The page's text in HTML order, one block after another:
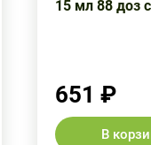
15 мл 88 доз
651 ₽
В